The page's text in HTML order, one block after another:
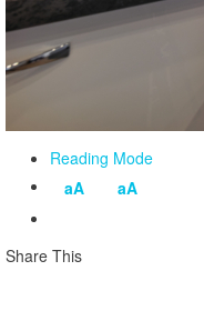
Reading Mode
aA
aA
Share This